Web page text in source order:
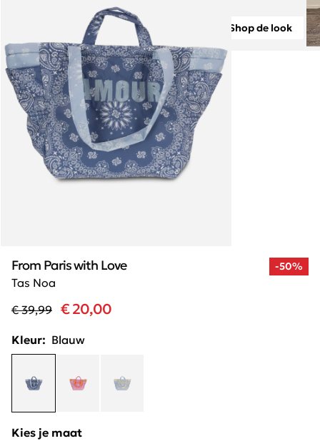
Shop de look
-50%
Tas Noa
From Paris with Love
€ 39,99 € 20,00
Kleur: Blauw
Kies je maat